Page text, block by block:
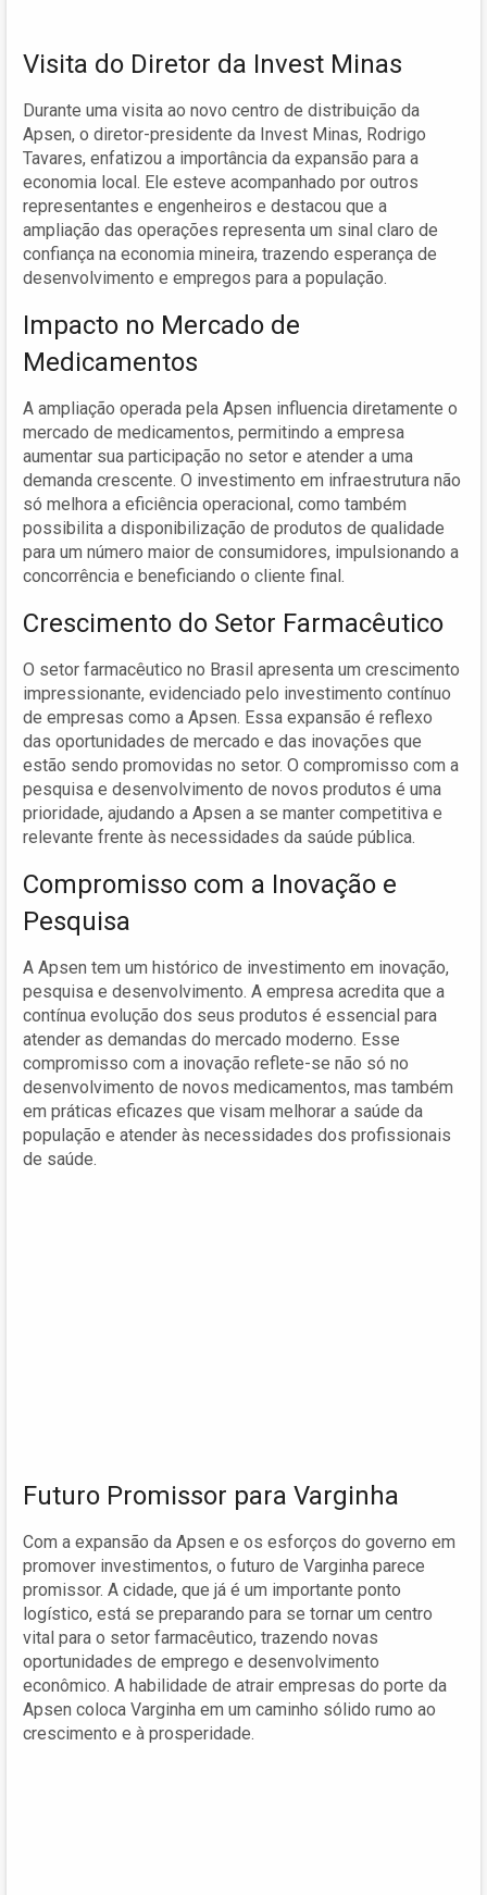
Visita do Diretor da Invest Minas
Durante uma visita ao novo centro de distribuição da
Apsen, o diretor-presidente da Invest Minas, Rodrigo
Tavares, enfatizou a importância da expansão para a
economia local. Ele esteve acompanhado por outros
representantes e engenheiros e destacou que a
ampliação das operações representa um sinal claro de
confiança na economia mineira, trazendo esperança de
desenvolvimento e empregos para a população.
Impacto no Mercado de
Medicamentos
A ampliação operada pela Apsen influencia diretamente o
mercado de medicamentos, permitindo a empresa
aumentar sua participação no setor e atender a uma
demanda crescente. O investimento em infraestrutura não
só melhora a eficiência operacional, como também
possibilita a disponibilização de produtos de qualidade
para um número maior de consumidores, impulsionando a
concorrência e beneficiando o cliente final.
Crescimento do Setor Farmacêutico
O setor farmacêutico no Brasil apresenta um crescimento
impressionante, evidenciado pelo investimento contínuo
de empresas como a Apsen. Essa expansão é reflexo
das oportunidades de mercado e das inovações que
estão sendo promovidas no setor. O compromisso com a
pesquisa e desenvolvimento de novos produtos é uma
prioridade, ajudando a Apsen a se manter competitiva e
relevante frente às necessidades da saúde pública.
Compromisso com a Inovação e
Pesquisa
A Apsen tem um histórico de investimento em inovação,
pesquisa e desenvolvimento. A empresa acredita que a
contínua evolução dos seus produtos é essencial para
atender as demandas do mercado moderno. Esse
compromisso com a inovação reflete-se não só no
desenvolvimento de novos medicamentos, mas também
em práticas eficazes que visam melhorar a saúde da
população e atender às necessidades dos profissionais
de saúde.
Futuro Promissor para Varginha
Com a expansão da Apsen e os esforços do governo em
promover investimentos, o futuro de Varginha parece
promissor. A cidade, que já é um importante ponto
logístico, está se preparando para se tornar um centro
vital para o setor farmacêutico, trazendo novas
oportunidades de emprego e desenvolvimento
econômico. A habilidade de atrair empresas do porte da
Apsen coloca Varginha em um caminho sólido rumo ao
crescimento e à prosperidade.